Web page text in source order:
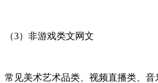
（3）非游戏类文网文
常见美术艺术品类、视频直播类、